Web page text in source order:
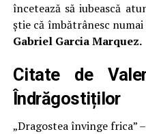
încetează să iubească
știe că îmbătrânesc numai
Gabriel Garcia Marquez.
Citate de
Îndrăgostiților
„Dragostea învinge frica” –